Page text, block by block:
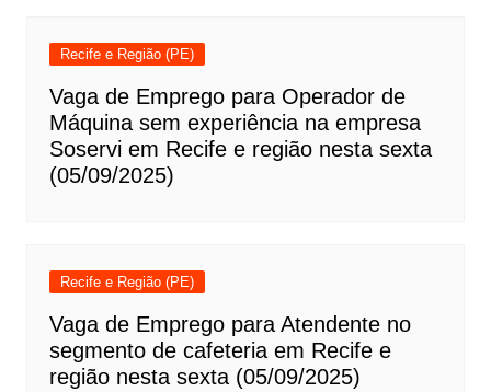
Recife e Região (PE)
Vaga de Emprego para Operador de
Máquina sem experiência na empresa
Soservi em Recife e região nesta sexta
(05/09/2025)
Recife e Região (PE)
Vaga de Emprego para Atendente no
segmento de cafeteria em Recife e
região nesta sexta (05/09/2025)